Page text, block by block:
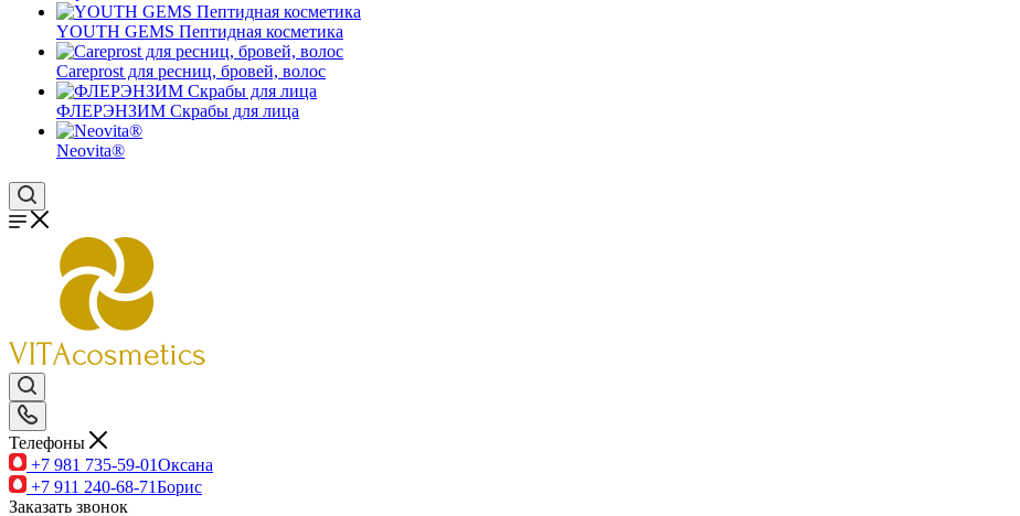
YOUTH GEMS Пептидная косметика
Careprost для ресниц, бровей, волос
ФЛЕРЭНЗИМ Скрабы для лица
Neovita®
Телефоны
+7 981 735-59-01Оксана
+7 911 240-68-71Борис
Заказать звонок